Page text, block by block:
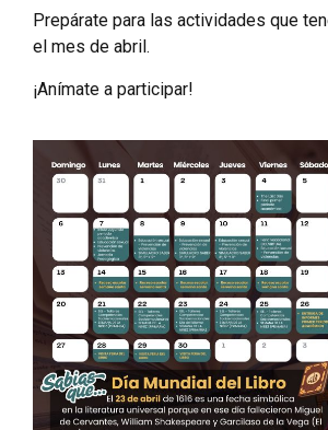
Prepárate para las actividades que
el mes de abril.
¡Anímate a participar!